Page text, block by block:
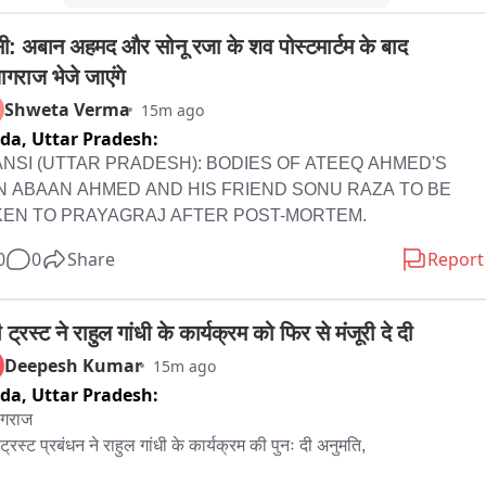
परिवारों के बच्चों की पढ़ाई प्रभावित होगी.
के माध्यम से शासन को भेजे गए ज्ञापन में मांग की गई है कि वर्ष 2016 की
के अनुसार ढीमरखेड़ा में ही आईटीआई का स्थायी भवन बनाया जाए, तब तक
महाविद्यालय पौड़ी के खाली कमरों में कक्षाएं शुरू की जाएं और पूरे प्रोजेक्ट के
तय की जाए.
बड़ा जन-आंदोलन करेंगे.
चर्चा का विषय बना हुआ है.
अबान अहमद और सोनू रजा के शव पोस्टमार्टम के बाद
भेजे जाएंगे
Shweta Verma 15m ago
Uttar Pradesh:
(UTTAR PRADESH): BODIES OF ATEEQ AHMED'S
ABAAN AHMED AND HIS FRIEND SONU RAZA TO BE
TO PRAYAGRAJ AFTER POST-MORTEM.
0 Share Report
ट्रस्ट ने राहुल गांधी के कार्यक्रम को फिर से मंजूरी दे दी
Deepesh Kumar 15m ago
Uttar Pradesh:
प्रबंधन ने राहुल गांधी के कार्यक्रम की पुनः दी अनुमति,